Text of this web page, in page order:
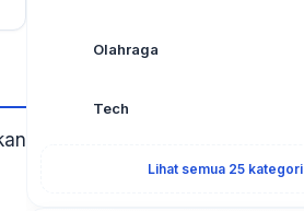
Olahraga
Tech
Lihat semua 25 kategori